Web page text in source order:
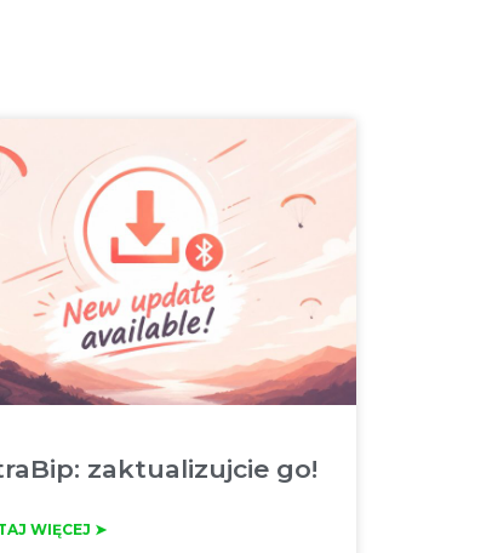
zaktualizujcie go!
WIĘCEJ ➤